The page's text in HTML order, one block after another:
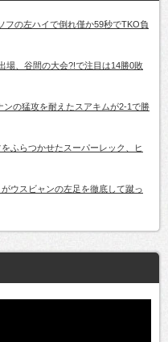
フの左ハイで倒れ僅か59秒でTKO負
場、谷間の大会?!で注目は14勝0敗
ンの猛攻を耐えたスアキムが2-1で勝
ふらつかせたスーパーレック、ヒ
ウスビャンの左足を徹底して蹴っ